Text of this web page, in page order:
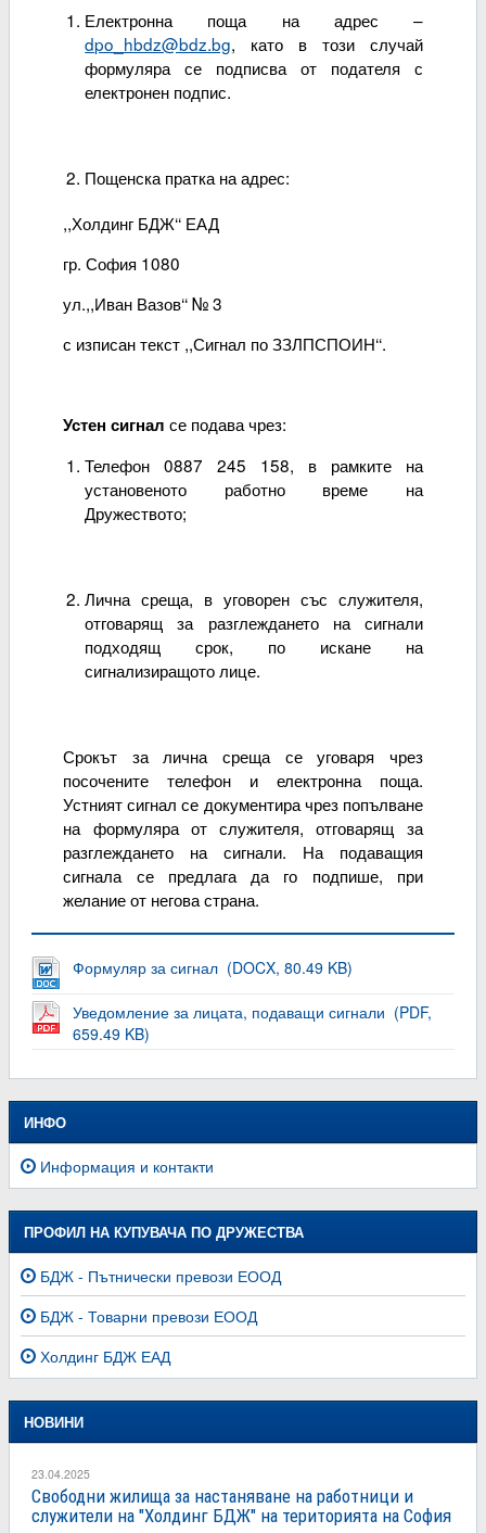
Електронна поща на адрес –
dpo_hbdz@bdz.bg, като в този случай
формуляра се подписва от подателя с
електронен подпис.
Пощенска пратка на адрес:
,,Холдинг БДЖ‘‘ ЕАД
гр. София 1080
ул.,,Иван Вазов‘‘ № 3
с изписан текст ,,Сигнал по ЗЗЛПСПОИН‘‘.
Устен сигнал се подава чрез:
Телефон 0887 245 158, в рамките на
установеното работно време на
Дружеството;
Лична среща, в уговорен със служителя,
отговарящ за разглеждането на сигнали
подходящ срок, по искане на
сигнализиращото лице.
Срокът за лична среща се уговаря чрез
посочените телефон и електронна поща.
Устният сигнал се документира чрез попълване
на формуляра от служителя, отговарящ за
разглеждането на сигнали. На подаващия
сигнала се предлага да го подпише, при
желание от негова страна.
Формуляр за сигнал (DOCX, 80.49 KB)
Уведомление за лицата, подаващи сигнали (PDF,
659.49 KB)
ИНФО
Информация и контакти
ПРОФИЛ НА КУПУВАЧА ПО ДРУЖЕСТВА
БДЖ - Пътнически превози ЕООД
БДЖ - Товарни превози ЕООД
Холдинг БДЖ ЕАД
НОВИНИ
23.04.2025
Свободни жилища за настаняване на работници и
служители на "Холдинг БДЖ" на територията на София